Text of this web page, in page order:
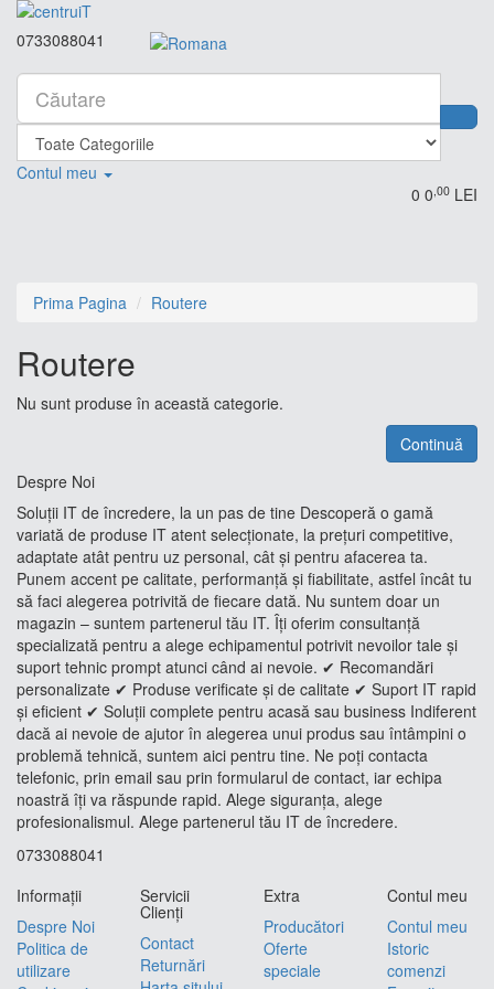
0733088041
Contul meu
0 0,00 LEI
Prima Pagina Routere
Routere
Nu sunt produse în această categorie.
Continuă
Despre Noi
Soluții IT de încredere, la un pas de tine Descoperă o gamă
variată de produse IT atent selecționate, la prețuri competitive,
adaptate atât pentru uz personal, cât și pentru afacerea ta.
Punem accent pe calitate, performanță și fiabilitate, astfel încât tu
să faci alegerea potrivită de fiecare dată. Nu suntem doar un
magazin – suntem partenerul tău IT. Îți oferim consultanță
specializată pentru a alege echipamentul potrivit nevoilor tale și
suport tehnic prompt atunci când ai nevoie. ✔ Recomandări
personalizate ✔ Produse verificate și de calitate ✔ Suport IT rapid
și eficient ✔ Soluții complete pentru acasă sau business Indiferent
dacă ai nevoie de ajutor în alegerea unui produs sau întâmpini o
problemă tehnică, suntem aici pentru tine. Ne poți contacta
telefonic, prin email sau prin formularul de contact, iar echipa
noastră îți va răspunde rapid. Alege siguranța, alege
profesionalismul. Alege partenerul tău IT de încredere.
0733088041
Informaţii
Despre Noi
Politica de
utilizare
Servicii
Clienţi
Contact
Returnări
Extra
Producători
Oferte
speciale
Contul meu
Contul meu
Istoric
comenzi